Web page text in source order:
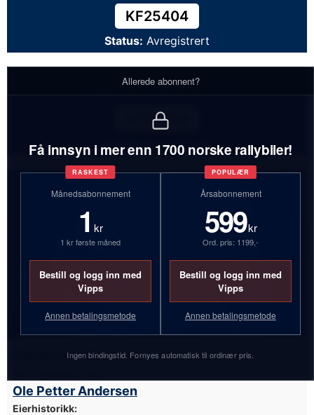
KF25404
Status: Avregistrert
Allerede abonnent?
Få innsyn i mer enn 1700 norske rallybiler!
RASKEST
Månedsabonnement
1 kr
1 kr første måned
Bestill og logg inn med
Vipps
Annen betalingsmetode
POPULÆR
Årsabonnement
599kr
Ord. pris: 1199,-
Bestill og logg inn med
Vipps
Annen betalingsmetode
Ingen bindingstid. Fornyes automatisk til ordinær pris.
Toyota Corolla GTI
KF25404
Status: Avregistrert
Eierinformasjon
Ole Petter Andersen
Eierhistorikk: